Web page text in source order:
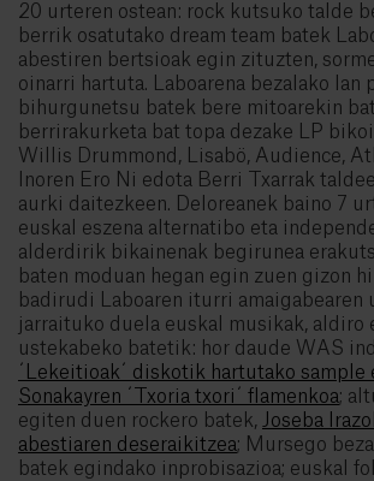
20 urteren ostean: rock kutsuko talde
berrik osatutako dream team batek
abestiren bertsioak egin zituzten,
oinarri hartuta. Laboarena bezalako lan
bihurgunetsu batek bere mitoarekin
berrirakurketa bat topa dezake LP
Willis Drummond, Lisabö, Audience,
Inoren Ero Ni edota Berri Txarrak
aurki daitezkeen. Deloreanek baino 7
euskal eszena alternatibo eta
alderdirik bikainenak begirunea
baten moduan hegan egin zuen gizon
badirudi Laboaren iturri amaigabearen
jarraituko duela euskal musikak, aldiro
ustekabeko batetik: hor daude WAS
´Lekeitioak´ diskotik hartutako
Sonakayren ´Txoria txori´ flamenkoa;
egiten duen rockero batek, Joseba
abestiaren deseraikitzea; Mursego
batek egindako inprobisazioa; euskal